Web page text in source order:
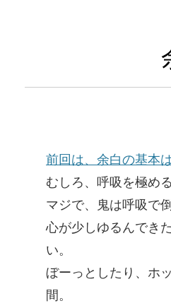
前回は、余白の基本
むしろ、呼吸を極め
マジで、鬼は呼吸で倒
心が少しゆるんでき
い。
ぼーっとしたり、ホ
間。